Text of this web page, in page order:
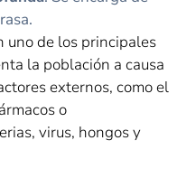
uno de los principales
la población a causa
externos, como el
o
virus, hongos y